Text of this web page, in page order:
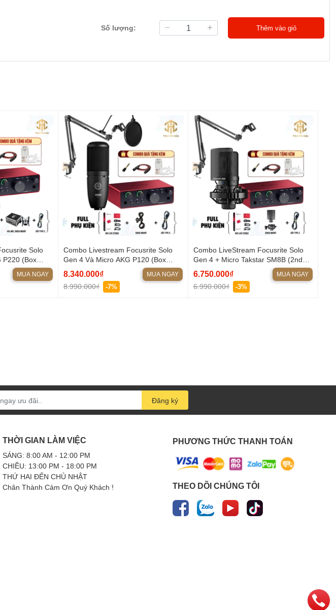
mắt, 2 bên tai nghe là
có thể gấp mở linh
2 bên tai nghe hoặc
ở phần đệm tai sẽ
với màng loa ϕ
Số lượng: Thêm vào giỏ
Solo
P220 (Box
MUA NGAY
Combo Livestream Focusrite Solo
Gen 4 Và Micro AKG P120 (Box
Live)
8.340.000₫
8.990.000₫ -7%
MUA NGAY
Combo LiveStream Focusrite Solo
Gen 4 + Micro Takstar SM8B (2nd
Gen)
6.750.000₫
6.990.000₫ -3%
MUA NGAY
Đăng ký
THỜI GIAN LÀM VIỆC
SÁNG: 8:00 AM - 12:00 PM
CHIỀU: 13:00 PM - 18:00 PM
THỨ HAI ĐẾN CHỦ NHẬT
Chân Thành Cảm Ơn Quý Khách !
PHƯƠNG THỨC THANH TOÁN
THEO DÕI CHÚNG TÔI